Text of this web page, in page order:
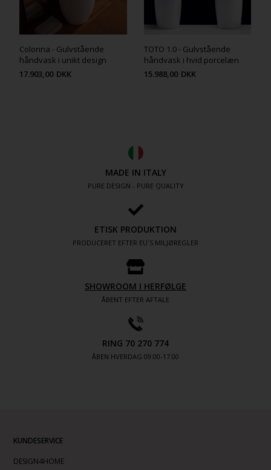
Colonna - Gulvstående
håndvask i unikt design
17.903,00 DKK
TOTO 1.0 - Gulvstående
håndvask i hvid porcelæn
15.988,00 DKK
MADE IN ITALY
PURE DESIGN - PURE QUALITY
ETISK PRODUKTION
PRODUCERET EFTER EU´S MILJØREGLER
SHOWROOM I HERFØLGE
ÅBENT EFTER AFTALE
RING 70 270 774
ÅBEN HVERDAG 09:00-17.00
KUNDESERVICE
DESIGN4HOME